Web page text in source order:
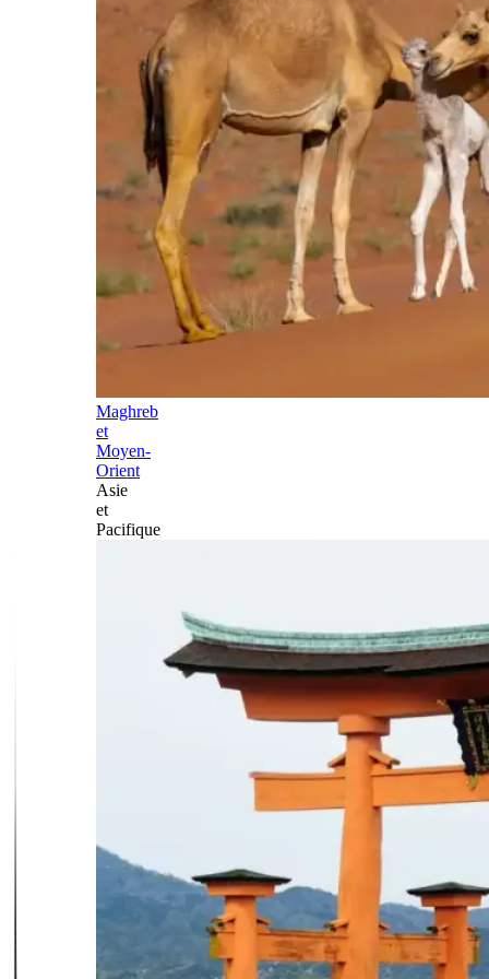
Maghreb
et
Moyen-
Orient
Asie
et
Pacifique